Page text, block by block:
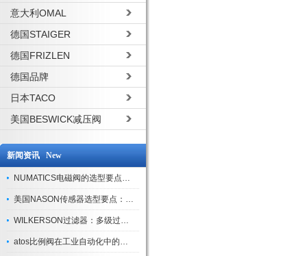
意大利OMAL
德国STAIGER
德国FRIZLEN
德国品牌
日本TACO
美国BESWICK减压阀
新闻资讯 New
NUMATICS电磁阀的选型要点与使用注意事项
美国NASON传感器选型要点：精度、量程与接口适配指南
WILKERSON过滤器：多级过滤技术，适配多行业净化需求
atos比例阀在工业自动化中的关键应用